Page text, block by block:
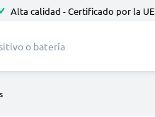
Alta calidad - Certificado por la UE